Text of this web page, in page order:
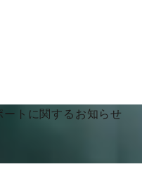
ートに関するお知らせ